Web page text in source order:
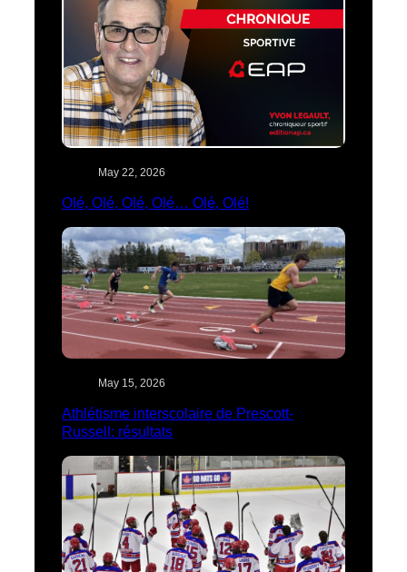
May 22, 2026
Olé, Olé, Olé, Olé… Olé, Olé!
May 15, 2026
Athlétisme interscolaire de Prescott-
Russell: résultats